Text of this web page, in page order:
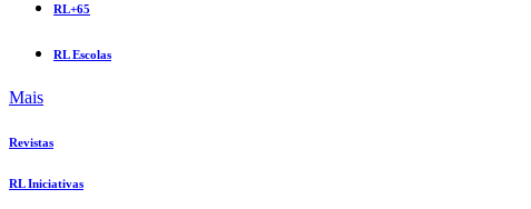
RL+65
RL Escolas
Mais
Revistas
RL Iniciativas